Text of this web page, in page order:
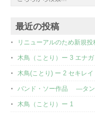
最近の投稿
リニューアルのため新規
木鳥（ことり）ー 3 エナガ
木鳥(ことり) ー 2 セキレイ
バンド・ソー作品 ―タン
木鳥（ことり）ー 1